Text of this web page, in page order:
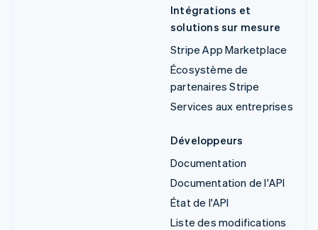
Intégrations et
solutions sur mesure
Stripe App Marketplace
Écosystème de
partenaires Stripe
Services aux entreprises
Développeurs
Documentation
Documentation de l'API
État de l'API
Liste des modifications